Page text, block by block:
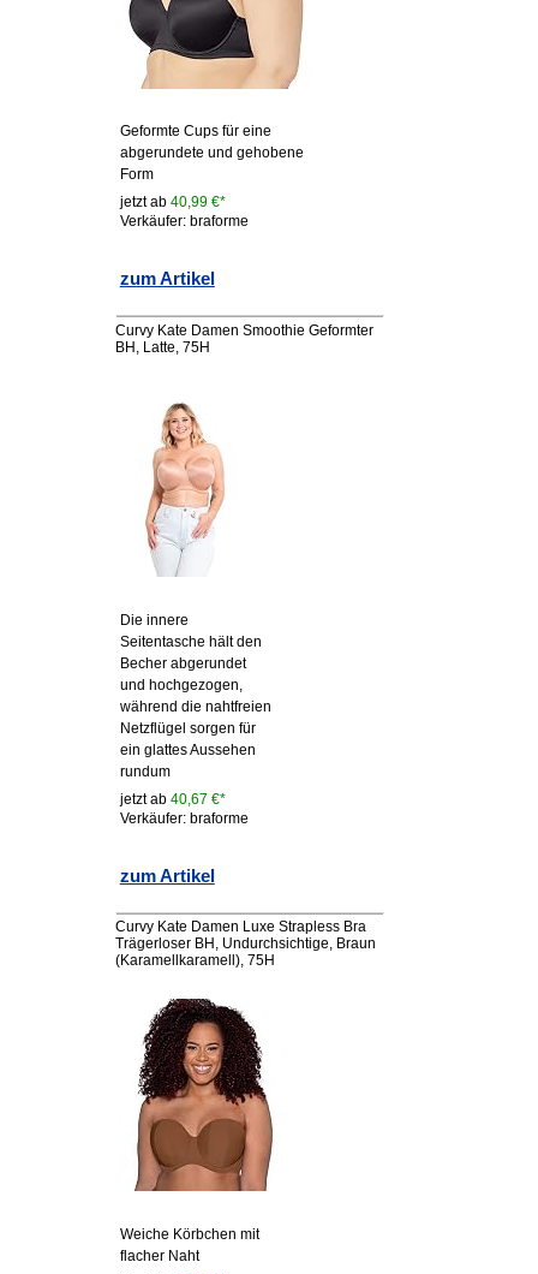
Geformte Cups für eine
abgerundete und gehobene
Form
jetzt ab 40,99 €*
Verkäufer: braforme
zum Artikel
Curvy Kate Damen Smoothie Geformter
BH, Latte, 75H
Die innere
Seitentasche hält den
Becher abgerundet
und hochgezogen,
während die nahtfreien
Netzflügel sorgen für
ein glattes Aussehen
rundum
jetzt ab 40,67 €*
Verkäufer: braforme
zum Artikel
Curvy Kate Damen Luxe Strapless Bra
Trägerloser BH, Undurchsichtige, Braun
(Karamellkaramell), 75H
Weiche Körbchen mit
flacher Naht